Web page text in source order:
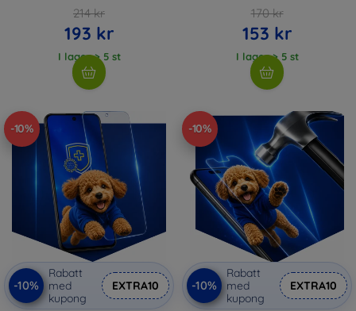
214 kr
193 kr
I lager > 5 st
170 kr
153 kr
I lager > 5 st
-10%
-10%
Rabatt
med
kupong
EXTRA10
-10%
-10%
Rabatt
med
kupong
EXTRA10